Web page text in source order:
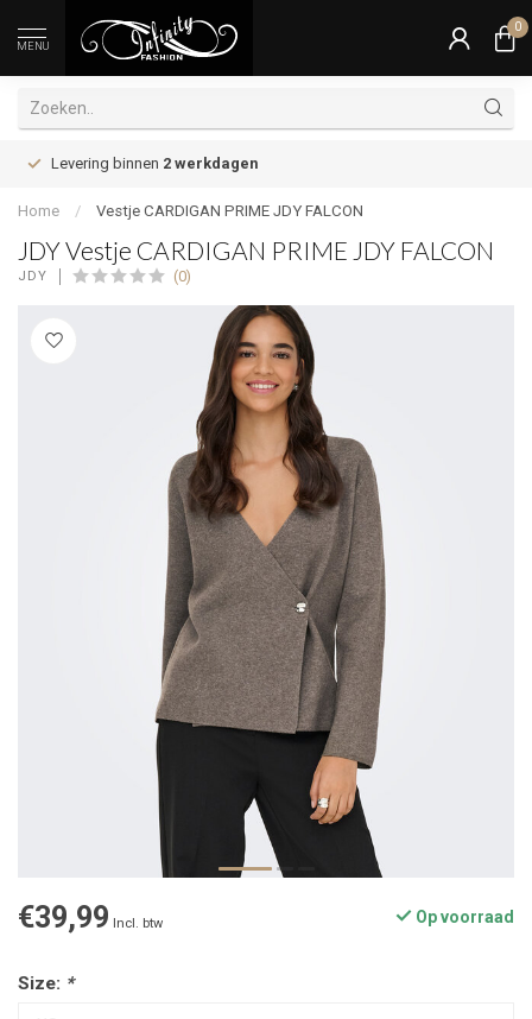
MENU
0
Levering binnen 2 werkdagen
Home / Vestje CARDIGAN PRIME JDY FALCON
JDY Vestje CARDIGAN PRIME JDY FALCON
JDY (0)
€39,99 Incl. btw Op voorraad
Size: *